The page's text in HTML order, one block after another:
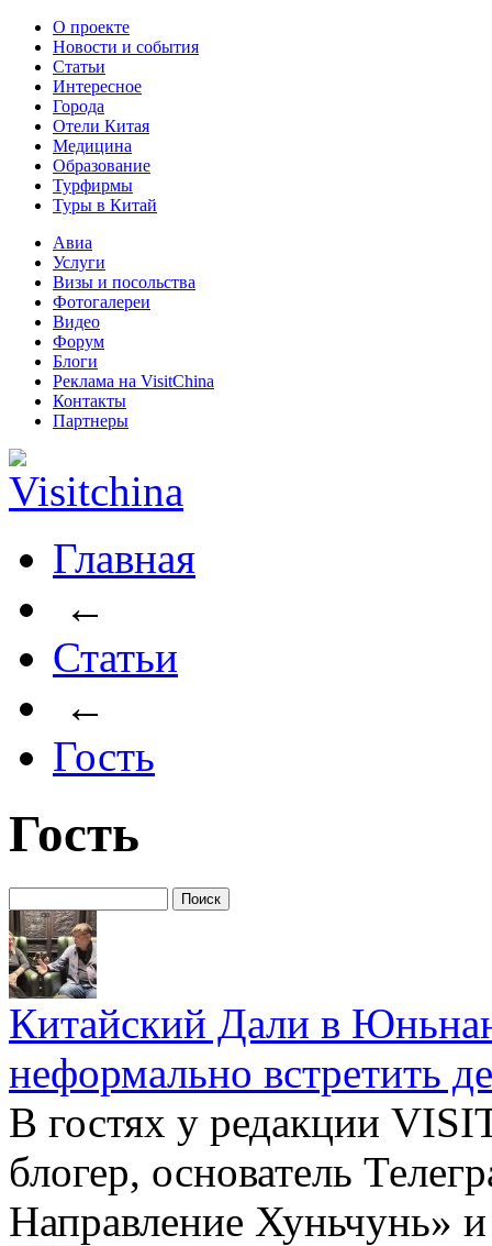
О проекте
Новости и события
Статьи
Интересное
Города
Отели Китая
Медицина
Образование
Турфирмы
Туры в Китай
Авиа
Услуги
Визы и посольства
Фотогалереи
Видео
Форум
Блоги
Реклама на VisitChina
Контакты
Партнеры
Главная
←
Статьи
←
Гость
Гость
Китайский Дали в
неформально встретить
В гостях у редакции
блогер, основатель
Направление Хуньчунь»